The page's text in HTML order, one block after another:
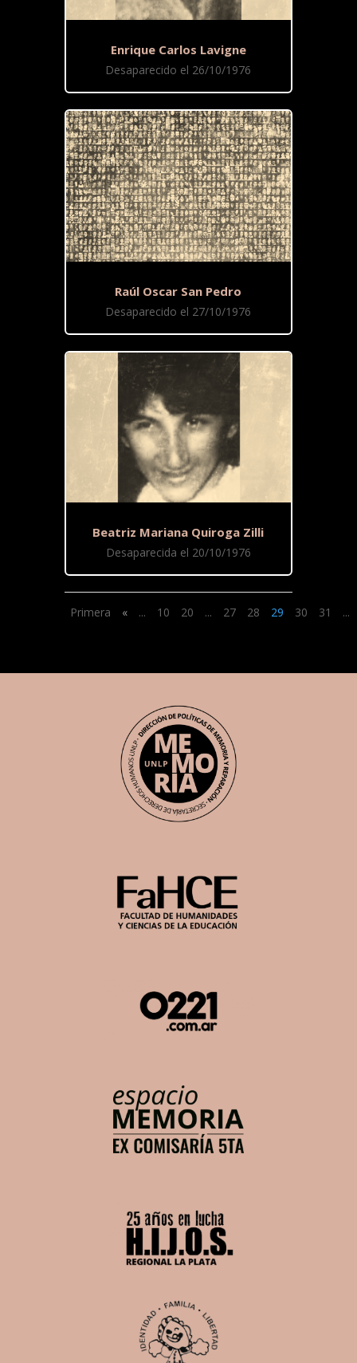
Enrique Carlos Lavigne
Desaparecido el 26/10/1976
Raúl Oscar San Pedro
Desaparecido el 27/10/1976
Beatriz Mariana Quiroga Zilli
Desaparecida el 20/10/1976
Primera « ... 10 20 ... 27 28 29 30 31 ...